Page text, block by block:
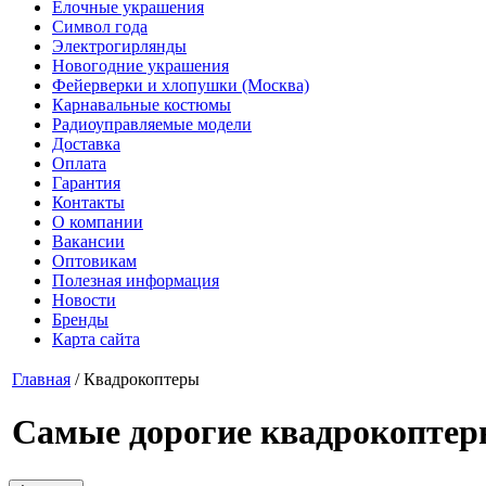
Елочные украшения
Символ года
Электрогирлянды
Новогодние украшения
Фейерверки и хлопушки (Москва)
Карнавальные костюмы
Радиоуправляемые модели
Доставка
Оплата
Гарантия
Контакты
О компании
Вакансии
Оптовикам
Полезная информация
Новости
Бренды
Карта сайта
Главная /Квадрокоптеры
Самые дорогие